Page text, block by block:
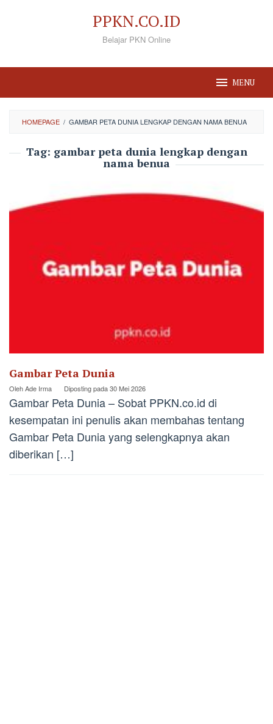
PPKN.CO.ID
Belajar PKN Online
MENU
HOMEPAGE / GAMBAR PETA DUNIA LENGKAP DENGAN NAMA BENUA
Tag: gambar peta dunia lengkap dengan
nama benua
Gambar Peta Dunia
OlehAde Irma Diposting pada30 Mei 2026
Gambar Peta Dunia – Sobat PPKN.co.id di
kesempatan ini penulis akan membahas tentang
Gambar Peta Dunia yang selengkapnya akan
diberikan […]